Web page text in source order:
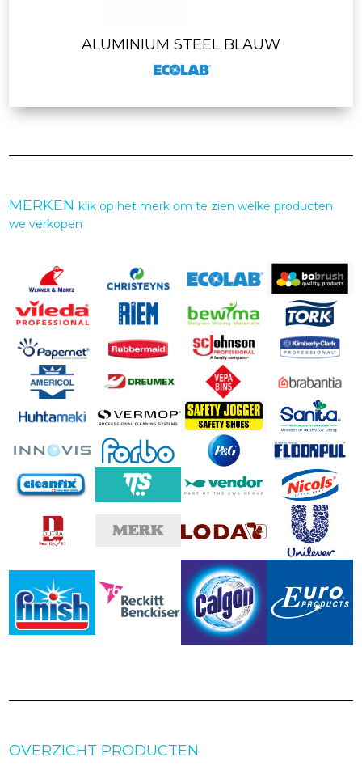
ALUMINIUM STEEL BLAUW
MERKENklik op het merk om te zien welke producten
we verkopen
OVERZICHT PRODUCTEN